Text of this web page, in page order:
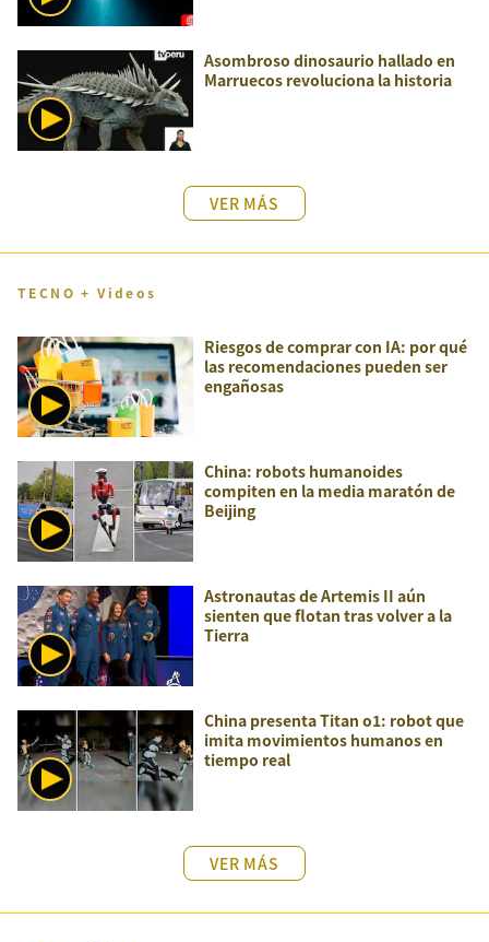
Asombroso dinosaurio hallado en
Marruecos revoluciona la historia
VER MÁS
TECNO + Videos
Riesgos de comprar con IA: por qué
las recomendaciones pueden ser
engañosas
China: robots humanoides
compiten en la media maratón de
Beijing
Astronautas de Artemis II aún
sienten que flotan tras volver a la
Tierra
China presenta Titan o1: robot que
imita movimientos humanos en
tiempo real
VER MÁS